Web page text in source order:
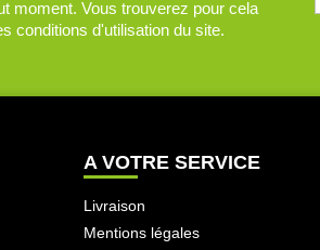
moment. Vous trouverez pour cela
conditions d'utilisation du site.
A VOTRE SERVICE
Livraison
Mentions légales